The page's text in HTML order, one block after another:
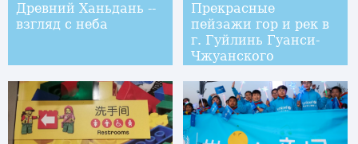
Древний Ханьдань --
взгляд с неба
Прекрасные
пейзажи гор и рек в
г. Гуйлинь Гуанси-
Чжуанского